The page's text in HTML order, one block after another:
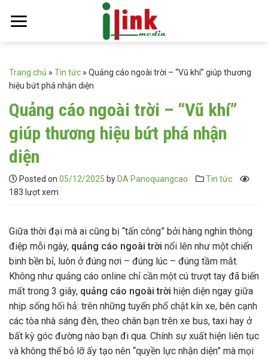
Trang chủ » Tin tức » Quảng cáo ngoài trời – “Vũ khí” giúp thương
hiệu bứt phá nhận diện
Quảng cáo ngoài trời – “Vũ khí”
giúp thương hiệu bứt phá nhận
diện
Posted on 05/12/2025 by DA Panoquangcao
Tin tức
183 lượt xem
Giữa thời đại mà ai cũng bị “tấn công” bởi hàng nghìn thông
điệp mỗi ngày, quảng cáo ngoài trời nổi lên như một chiến
binh bền bỉ, luôn ở đúng nơi – đúng lúc – đúng tầm mắt.
Không như quảng cáo online chỉ cần một cú trượt tay đã biến
mất trong 3 giây, quảng cáo ngoài trời hiện diện ngay giữa
nhịp sống hối hả: trên những tuyến phố chật kín xe, bên cạnh
các tòa nhà sáng đèn, theo chân bạn trên xe bus, taxi hay ở
bất kỳ góc đường nào bạn đi qua. Chính sự xuất hiện liên tục
và không thể bỏ lỡ ấy tạo nên “quyền lực nhận diện” mà mọi